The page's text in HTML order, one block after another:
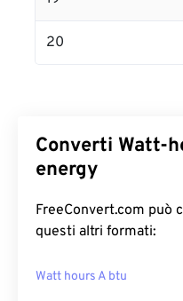
20
Converti Watt-
energy
FreeConvert.com può
questi altri formati:
Watt hours A btu